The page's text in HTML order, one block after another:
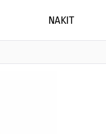
NAKIT